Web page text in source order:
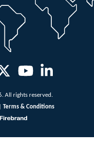
All rights reserved.
Terms & Conditions